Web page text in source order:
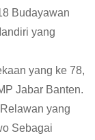
Budayawan
yang
yang ke 78,
Jabar Banten.
yang
Sebagai